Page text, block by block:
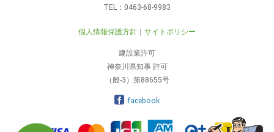
TEL： 0463-68-9983
個人情報保護方針 サイトポリシー
建設業許可
神奈川県知事 許可
（般-3）第88655号
facebook